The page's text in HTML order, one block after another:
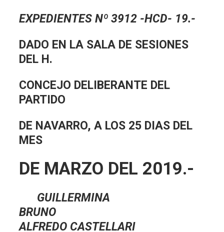
EXPEDIENTES Nº 3912 -HCD- 19.-
DADO EN LA SALA DE SESIONES
DEL H.
CONCEJO DELIBERANTE DEL
PARTIDO
DE NAVARRO, A LOS 25 DIAS DEL
MES
DE MARZO DEL 2019.-
GUILLERMINA
BRUNO
ALFREDO CASTELLARI